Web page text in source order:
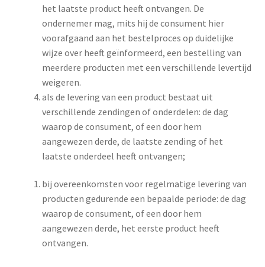
het laatste product heeft ontvangen. De
ondernemer mag, mits hij de consument hier
voorafgaand aan het bestelproces op duidelijke
wijze over heeft geïnformeerd, een bestelling van
meerdere producten met een verschillende levertijd
weigeren.
als de levering van een product bestaat uit
verschillende zendingen of onderdelen: de dag
waarop de consument, of een door hem
aangewezen derde, de laatste zending of het
laatste onderdeel heeft ontvangen;
bij overeenkomsten voor regelmatige levering van
producten gedurende een bepaalde periode: de dag
waarop de consument, of een door hem
aangewezen derde, het eerste product heeft
ontvangen.